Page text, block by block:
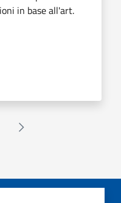
in base all'art.
Successiva »